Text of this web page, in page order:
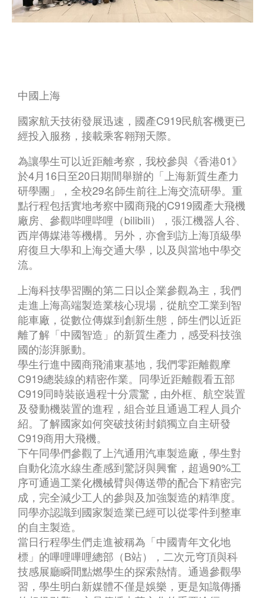
中國上海
國家航天技術發展迅速，國產C919民航客機更已
經投入服務，接載乘客翱翔天際。
為讓學生可以近距離考察，我校參與《香港01》
於4月16日至20日期間舉辦的「上海新質生產力
研學團」，全校29名師生前往上海交流研學。重
點行程包括實地考察中國商飛的C919國產大飛機
廠房、參觀哔哩哔哩（bilibili），張江機器人谷、
西岸傳媒港等機構。另外，亦會到訪上海頂級學
府復旦大學和上海交通大學，以及與當地中學交
流。
上海科技學習團的第二日以企業參觀為主，我們
走進上海高端製造業核心現場，從航空工業到智
能車廠，從數位傳媒到創新生態，師生們以近距
離了解「中國智造」的新質生產力，感受科技強
國的澎湃脈動。
學生行進中國商飛浦東基地，我們零距離觀摩
C919總裝線的精密作業。同學近距離觀看五部
C919同時裝嵌過程十分震驚，由外框、航空裝置
及發動機裝置的進程，組合並且通過工程人員介
紹。了解國家如何突破技術封鎖獨立自主研發
C919商用大飛機。
下午同學們參觀了上汽通用汽車製造廠，學生對
自動化流水線生產感到驚訝與興奮，超過90%工
序可通過工業化機械臂與傳送帶的配合下精密完
成，完全減少工人的參與及加強製造的精準度。
同學亦認識到國家製造業已經可以從零件到整車
的自主製造。
當日行程學生們走進被稱為「中國青年文化地
標」的嗶哩嗶哩總部（B站），二次元穹頂與科
技感展廳瞬間點燃學生的探索熱情。通過參觀學
習，學生明白新媒體不僅是娛樂，更是知識傳播